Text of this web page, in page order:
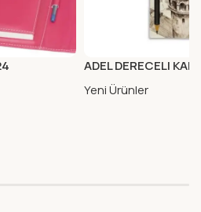
ADEL DERECELI
Yeni Ürünler